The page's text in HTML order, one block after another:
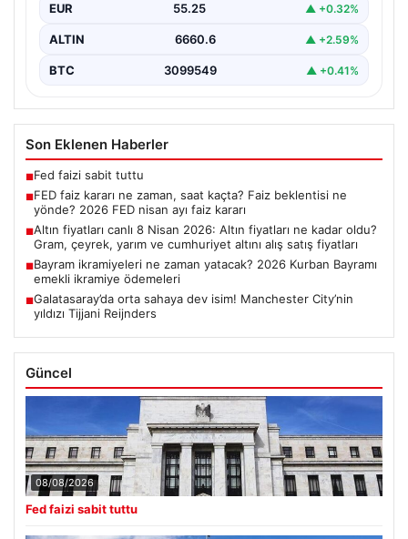
EUR 55.25 ▲ +0.32%
ALTIN 6660.6 ▲ +2.59%
BTC 3099549 ▲ +0.41%
Son Eklenen Haberler
■Fed faizi sabit tuttu
■FED faiz kararı ne zaman, saat kaçta? Faiz beklentisi ne
yönde? 2026 FED nisan ayı faiz kararı
■Altın fiyatları canlı 8 Nisan 2026: Altın fiyatları ne kadar oldu?
Gram, çeyrek, yarım ve cumhuriyet altını alış satış fiyatları
■Bayram ikramiyeleri ne zaman yatacak? 2026 Kurban Bayramı
emekli ikramiye ödemeleri
■Galatasaray’da orta sahaya dev isim! Manchester City’nin
yıldızı Tijjani Reijnders
Güncel
08/08/2026
Fed faizi sabit tuttu